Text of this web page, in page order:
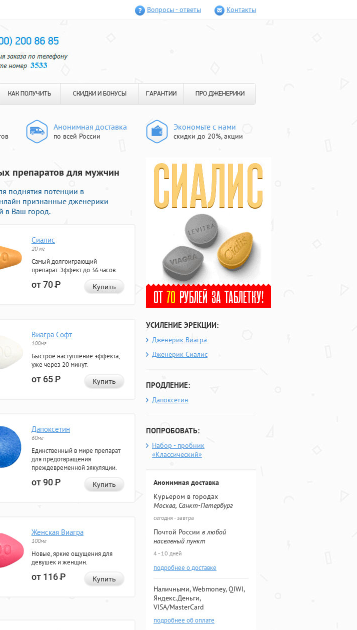
Вопросы - ответы Контакты
КАК ПОЛУЧИТЬ СКИДКИ И БОНУСЫ ГАРАНТИИ ПРО ДЖЕНЕРИКИ
Анонимная доставка
по всей России
Экономьте с нами
скидки до 20%, акции
препаратов для мужчин
поднятия потенции в
признанные дженерики
в Ваш город.
Сиалис
20 мг
Самый долгоиграющий
препарат. Эффект до 36 часов.
от 70Р Купить
Виагра Софт
100мг
Быстрое наступление эффекта,
уже через 20 минут.
от 65Р Купить
Дапоксетин
60мг
Единственный в мире препарат
для предотвращения
преждевременной эякуляции.
от 90Р Купить
Женская Виагра
100мг
Новые, яркие ощущения для
девушек и женщин.
от 116Р Купить
УСИЛЕНИЕ ЭРЕКЦИИ:
Дженерик Виагра
Дженерик Сиалис
ПРОДЛЕНИЕ:
Дапоксетин
ПОПРОБОВАТЬ:
Набор - пробник
«Классический»
Анонимная доставка
Курьером в городах
Москва, Санкт-Петербург
сегодня - завтра
Почтой России в любой
населеный пункт
4 - 10 дней
подробнее о доставке
Наличными, Webmoney, QIWI,
Яндекс.Деньги,
VISA/MasterCard
подробнее об оплате